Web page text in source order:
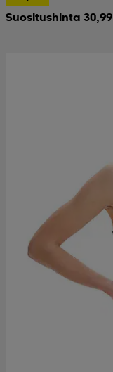
Suositushinta 30,99